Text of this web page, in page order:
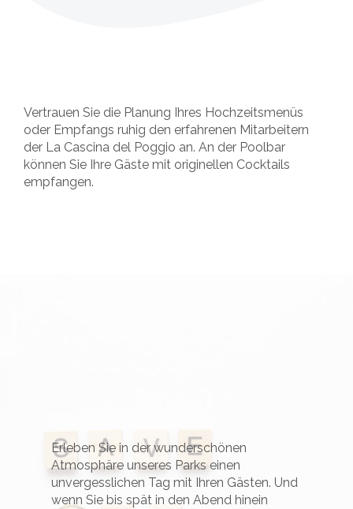
Vertrauen Sie die Planung Ihres Hochzeitsmenüs
oder Empfangs ruhig den erfahrenen Mitarbeitern
der La Cascina del Poggio an. An der Poolbar
können Sie Ihre Gäste mit originellen Cocktails
empfangen.
Erleben Sie in der wunderschönen
Atmosphäre unseres Parks einen
unvergesslichen Tag mit Ihren Gästen. Und
wenn Sie bis spät in den Abend hinein